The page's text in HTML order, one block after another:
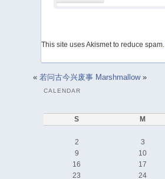
This site uses Akismet to reduce spam.
« 若问古今兴废事 Marshmallow»
CALENDAR
S M
2 3
9
10
16
17
23
24